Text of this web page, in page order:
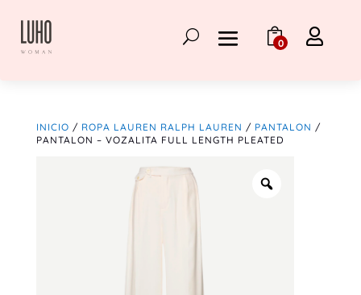
0 
INICIO / ROPA LAUREN RALPH LAUREN / PANTALON /
PANTALON – VOZALITA FULL LENGTH PLEATED